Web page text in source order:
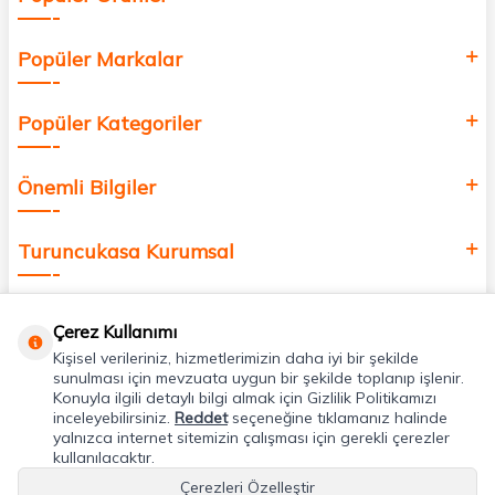
Popüler Markalar
Popüler Kategoriler
Önemli Bilgiler
Turuncukasa Kurumsal
Uygulamalarımız
Adres & İletişim
Çerez Kullanımı
Kişisel verileriniz, hizmetlerimizin daha iyi bir şekilde
sunulması için mevzuata uygun bir şekilde toplanıp işlenir.
Konuyla ilgili detaylı bilgi almak için Gizlilik Politikamızı
inceleyebilirsiniz. Reddetseçeneğine tıklamanız halinde
yalnızca internet sitemizin çalışması için gerekli çerezler
kullanılacaktır.
Çerezleri Özelleştir